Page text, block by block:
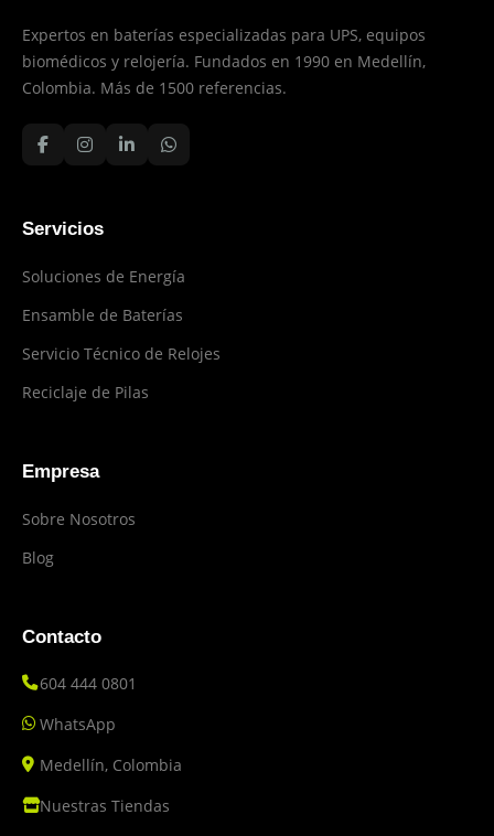
Expertos en baterías especializadas para UPS, equipos
biomédicos y relojería. Fundados en 1990 en Medellín,
Colombia. Más de 1500 referencias.
Servicios
Soluciones de Energía
Ensamble de Baterías
Servicio Técnico de Relojes
Reciclaje de Pilas
Empresa
Sobre Nosotros
Blog
Contacto
604 444 0801
WhatsApp
Medellín, Colombia
Nuestras Tiendas